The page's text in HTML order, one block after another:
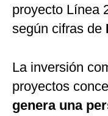
proyecto Línea
según cifras de
La inversión
proyectos
genera una